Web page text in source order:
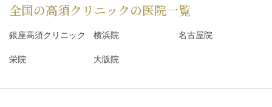
全国の高須クリニックの医院一覧
銀座高須クリニック 横浜院 名古屋院
栄院 大阪院